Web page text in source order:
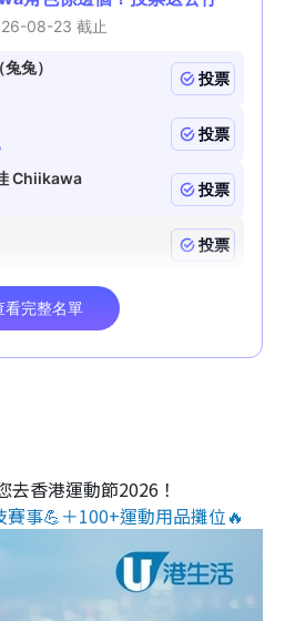
去香港運動節2026！
事💪＋100+運動用品攤位🔥